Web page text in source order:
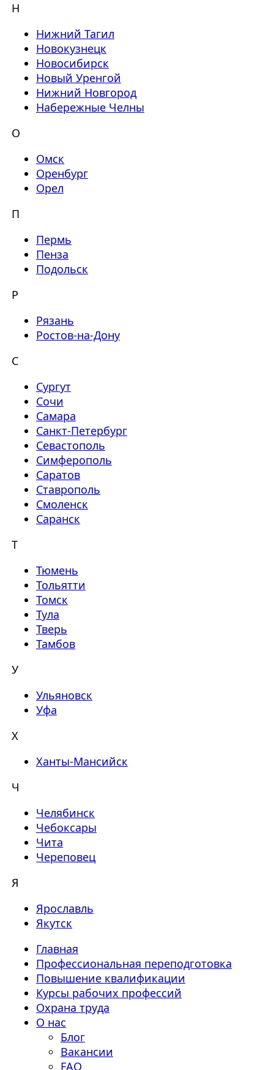
Н
Нижний Тагил
Новокузнецк
Новосибирск
Новый Уренгой
Нижний Новгород
Набережные Челны
О
Омск
Оренбург
Орел
П
Пермь
Пенза
Подольск
Р
Рязань
Ростов-на-Дону
С
Сургут
Сочи
Самара
Санкт-Петербург
Севастополь
Симферополь
Саратов
Ставрополь
Смоленск
Саранск
Т
Тюмень
Тольятти
Томск
Тула
Тверь
Тамбов
У
Ульяновск
Уфа
Х
Ханты-Мансийск
Ч
Челябинск
Чебоксары
Чита
Череповец
Я
Ярославль
Якутск
Главная
Профессиональная переподготовка
Повышение квалификации
Курсы рабочих профессий
Охрана труда
О нас
Блог
Вакансии
FAQ